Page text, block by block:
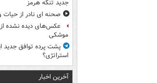
جدید تنگه هرمز
صحنه ای نادر از
عکس‌های دیده نشده از
موشکی
پشت پرده توافق جدید
استراتژی؟
آخرین اخبار